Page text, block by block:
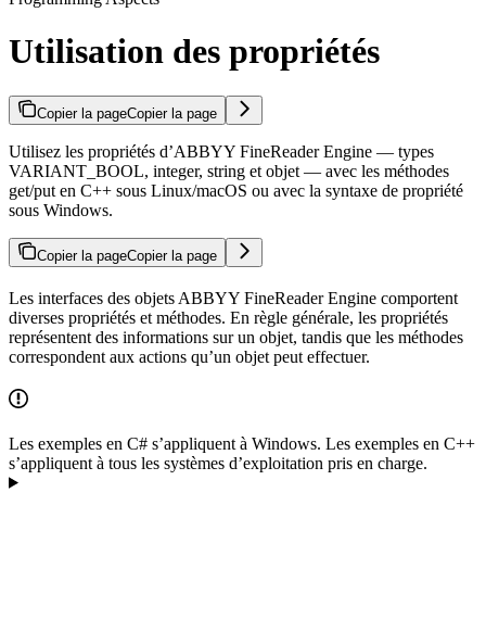
Utilisation des propriétés
Copier la pageCopier la page
Utilisez les propriétés d’ABBYY FineReader Engine — types
VARIANT_BOOL, integer, string et objet — avec les méthodes
get/put en C++ sous Linux/macOS ou avec la syntaxe de propriété
sous Windows.
Copier la pageCopier la page
Les interfaces des objets ABBYY FineReader Engine comportent
diverses propriétés et méthodes. En règle générale, les propriétés
représentent des informations sur un objet, tandis que les méthodes
correspondent aux actions qu’un objet peut effectuer.
Les exemples en C# s’appliquent à Windows. Les exemples en C++
s’appliquent à tous les systèmes d’exploitation pris en charge.